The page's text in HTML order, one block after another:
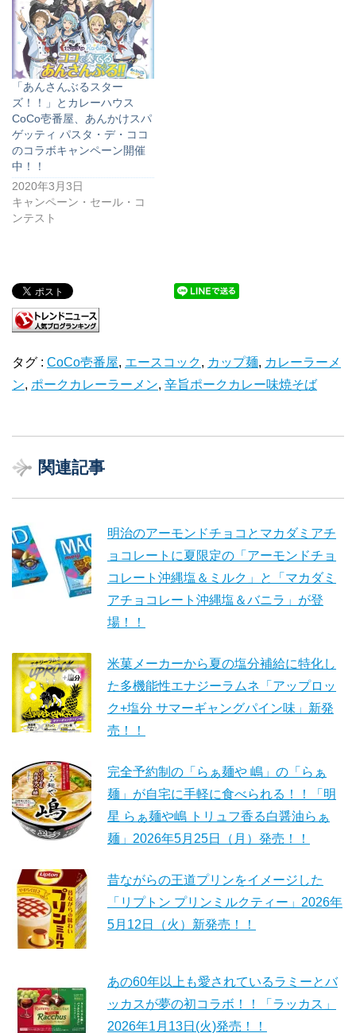
「あんさんぶるスター
ズ！！」とカレーハウス
CoCo壱番屋、あんかけスパ
ゲッティ パスタ・デ・ココ
のコラボキャンペーン開催
中！！
2020年3月3日
キャンペーン・セール・コ
ンテスト
タグ : CoCo壱番屋, エースコック, カップ麺, カレーラーメ
ン, ポークカレーラーメン, 辛旨ポークカレー味焼そば
関連記事
明治のアーモンドチョコとマカダミアチ
ョコレートに夏限定の「アーモンドチョ
コレート沖縄塩＆ミルク」と「マカダミ
アチョコレート沖縄塩＆バニラ」が登
場！！
米菓メーカーから夏の塩分補給に特化し
た多機能性エナジーラムネ「アップロッ
ク+塩分 サマーギャングパイン味」新発
売！！
完全予約制の「らぁ麺や 嶋」の「らぁ
麺」が自宅に手軽に食べられる！！「明
星 らぁ麺や嶋 トリュフ香る白醤油らぁ
麺」2026年5月25日（月）発売！！
昔ながらの王道プリンをイメージした
「リプトン プリンミルクティー」2026年
5月12日（火）新発売！！
あの60年以上も愛されているラミーとバ
ッカスが夢の初コラボ！！「ラッカス」
2026年1月13日(火)発売！！